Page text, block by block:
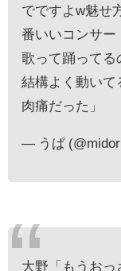
でですよw魅せ
番いいコンサー
歌って踊ってる
結構よく動いて
肉痛だった」
— うぱ
大野「もうお